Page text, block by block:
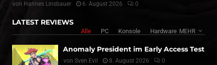
von Hannes Linsbauer 6. August 2026 0
LATEST REVIEWS
Alle PC Konsole Hardware MEHR
Anomaly President im Early Access Test
von Sven Evil 8. August 2026 0